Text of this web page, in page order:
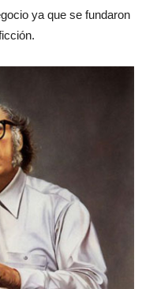
ya que se fundaron